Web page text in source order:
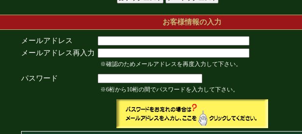
お客様情報の入力
メールアドレス
メールアドレス再入力
※確認のためメールアドレスを再度入力して下さい。
パスワード
※6桁から10桁の間でパスワードを入力して下さい。